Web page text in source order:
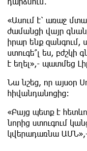
«Ասում է՝ առաջ
ժամանցի վայր
իրար ենք զանգում,
ստուգե՞լ ես, բժշկի
է եղել»,- պատմեց
Նա նշեց, որ այսօր
հիվանդանոցից:
«Բայց պետք է
նորից ստուգում
կվերադառնա ԱՄՆ»,-